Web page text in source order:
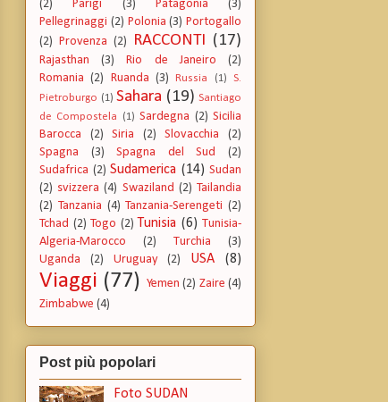
(2)
Parigi (3) Patagonia
(3)
Pellegrinaggi (2) Polonia (3) Portogallo
(2) Provenza (2) RACCONTI (17)
Rajasthan (3) Rio de Janeiro
(2)
Romania (2) Ruanda (3) Russia (1)
S.
Pietroburgo (1) Sahara (19) Santiago
de Compostela
(1) Sardegna (2) Sicilia
Barocca
(2) Siria (2) Slovacchia
(2)
Spagna
(3) Spagna del Sud
(2)
Sudafrica (2) Sudamerica (14) Sudan
(2) svizzera (4) Swaziland (2) Tailandia
(2) Tanzania (4) Tanzania-Serengeti (2)
Tchad (2) Togo (2) Tunisia (6) Tunisia-
Algeria-Marocco
(2) Turchia
(3)
Uganda
(2) Uruguay (2) USA (8)
Viaggi (77) Yemen (2) Zaire (4)
Zimbabwe (4)
Post più popolari
Foto SUDAN